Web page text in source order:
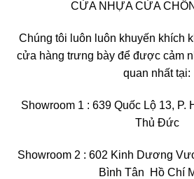
CỬA NHỰA CỬA
Chúng tôi luôn luôn khuyến khích
cửa hàng trưng bày để được cảm
quan nhất tại:
Showroom 1 : 639 Quốc Lộ 13, P.
Thủ Đức
Showroom 2 : 602 Kinh Dương
Bình Tân Hồ Chí